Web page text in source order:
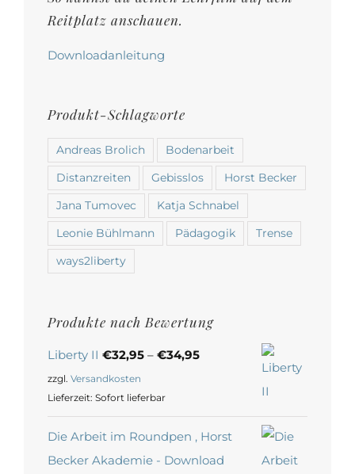
Produktseite
gewählt
werden
Reitplatz anschauen.
Downloadanleitung
Produkt-Schlagworte
Andreas Brolich Bodenarbeit
Distanzreiten Gebisslos Horst Becker
Jana Tumovec Katja Schnabel
Leonie Bühlmann Pädagogik Trense
ways2liberty
Produkte nach Bewertung
Liberty II €32,95 – €34,95
zzgl. Versandkosten
Lieferzeit: Sofort lieferbar
Die Arbeit im Roundpen , Horst
Becker Akademie - Download